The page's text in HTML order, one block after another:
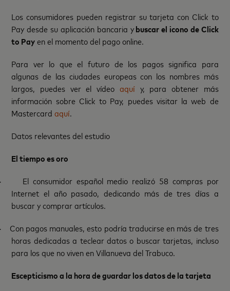
Los consumidores pueden registrar su tarjeta con Click to
Pay desde su aplicación bancaria ybuscar el icono de Click
to Payen el momento del pago online.
Para ver lo que el futuro de los pagos significa para
algunas de las ciudades europeas con los nombres más
largos, puedes ver el vídeo aquíy, para obtener más
información sobre Click to Pay, puedes visitar la web de
Mastercardaquí.
Datos relevantes del estudio
El tiempo es oro
El consumidor español medio realizó 58 compras por
Internet el año pasado, dedicando más de tres días a
buscar y comprar artículos.
Con pagos manuales, esto podría traducirse en más de tres
horas dedicadas a teclear datos o buscar tarjetas, incluso
para los que no viven en Villanueva del Trabuco.
Escepticismo a la hora de guardar los datos de la tarjeta